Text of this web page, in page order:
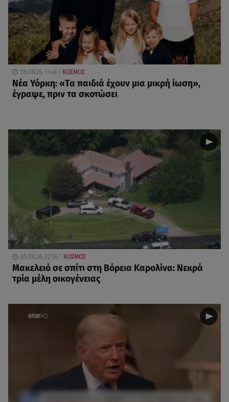
06.08.26, 11:48 ΚΟΣΜΟΣ
Νέα Υόρκη: «Τα παιδιά έχουν μια μικρή ίωση»,
έγραψε, πριν τα σκοτώσει
05.08.26, 22:36 ΚΟΣΜΟΣ
Μακελειό σε σπίτι στη Βόρεια Καρολίνα: Νεκρά
τρία μέλη οικογένειας